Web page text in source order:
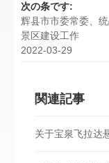
次の条です:
辉县市市委常委、
景区建设工作
2022-03-29
関連記事
关于宝泉飞拉达